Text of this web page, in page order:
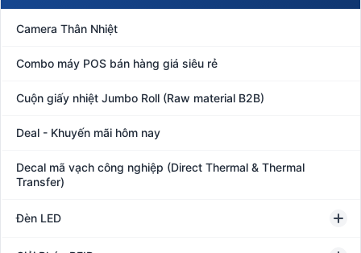
Camera Thân Nhiệt
Combo máy POS bán hàng giá siêu rẻ
Cuộn giấy nhiệt Jumbo Roll (Raw material B2B)
Deal - Khuyến mãi hôm nay
Decal mã vạch công nghiệp (Direct Thermal & Thermal
Transfer)
Đèn LED